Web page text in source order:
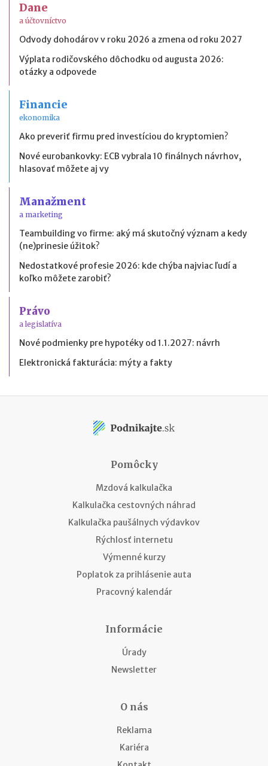
Dane
a účtovníctvo
Odvody dohodárov v roku 2026 a zmena od roku 2027
Výplata rodičovského dôchodku od augusta 2026:
otázky a odpovede
Financie
ekonomika
Ako preveriť firmu pred investíciou do kryptomien?
Nové eurobankovky: ECB vybrala 10 finálnych návrhov,
hlasovať môžete aj vy
Manažment
a marketing
Teambuilding vo firme: aký má skutočný význam a kedy
(ne)prinesie úžitok?
Nedostatkové profesie 2026: kde chýba najviac ľudí a
koľko môžete zarobiť?
Právo
a legislatíva
Nové podmienky pre hypotéky od 1.1.2027: návrh
Elektronická fakturácia: mýty a fakty
Pomôcky
Mzdová kalkulačka
Kalkulačka cestovných náhrad
Kalkulačka paušálnych výdavkov
Rýchlosť internetu
Výmenné kurzy
Poplatok za prihlásenie auta
Pracovný kalendár
Informácie
Úrady
Newsletter
O nás
Reklama
Kariéra